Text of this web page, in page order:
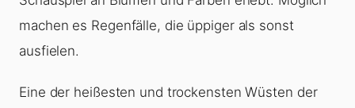
machen es Regenfälle, die üppiger als sonst
ausfielen.
Eine der heißesten und trockensten Wüsten der